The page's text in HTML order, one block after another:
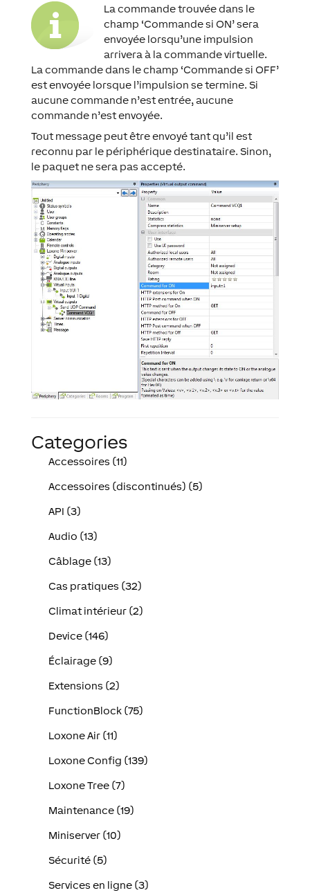
La commande trouvée dans le
champ ‘Commande si ON’ sera
envoyée lorsqu’une impulsion
arrivera à la commande virtuelle.
La commande dans le champ ‘Commande si OFF’
est envoyée lorsque l’impulsion se termine. Si
aucune commande n’est entrée, aucune
commande n’est envoyée.
Tout message peut être envoyé tant qu’il est
reconnu par le périphérique destinataire. Sinon,
le paquet ne sera pas accepté.
Categories
Accessoires (11)
Accessoires (discontinués) (5)
API (3)
Audio (13)
Câblage (13)
Cas pratiques (32)
Climat intérieur (2)
Device (146)
Éclairage (9)
Extensions (2)
FunctionBlock (75)
Loxone Air (11)
Loxone Config (139)
Loxone Tree (7)
Maintenance (19)
Miniserver (10)
Sécurité (5)
Services en ligne (3)